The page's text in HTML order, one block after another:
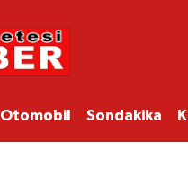
Otomobil Sondakika